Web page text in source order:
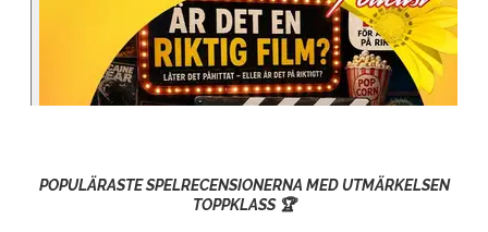
POPULÄRASTE SPELRECENSIONERNA MED UTMÄRKELSEN
TOPPKLASS 🏆